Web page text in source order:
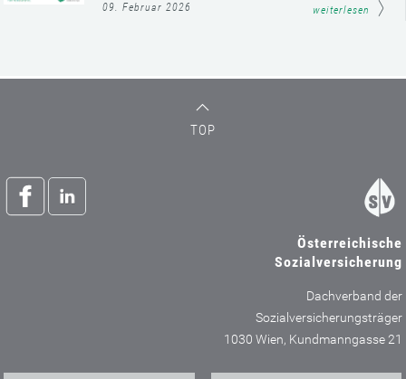
09. Februar 2026 weiterlesen
TOP
Österreichische
Sozialversicherung
Dachverband der
Sozialversicherungsträger
1030 Wien, Kundmanngasse 21